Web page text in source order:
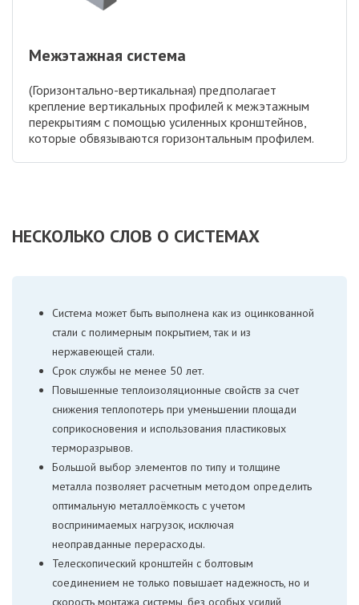
Межэтажная система
(Горизонтально-вертикальная) предполагает
крепление вертикальных профилей к межэтажным
перекрытиям с помощью усиленных кронштейнов,
которые обвязываются горизонтальным профилем.
НЕСКОЛЬКО СЛОВ О СИСТЕМАХ
Система может быть выполнена как из оцинкованной
стали с полимерным покрытием, так и из
нержавеющей стали.
Срок службы не менее 50 лет.
Повышенные теплоизоляционные свойств за счет
снижения теплопотерь при уменьшении площади
соприкосновения и использования пластиковых
терморазрывов.
Большой выбор элементов по типу и толщине
металла позволяет расчетным методом определить
оптимальную металлоёмкость с учетом
воспринимаемых нагрузок, исключая
неоправданные перерасходы.
Телескопический кронштейн с болтовым
соединением не только повышает надежность, но и
скорость монтажа системы, без особых усилий